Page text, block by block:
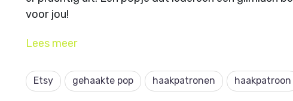
voor jou!
Naast het garen heb je ook haaknaalden 2 mm en 2,5
Dit haakpatroon is verschenen inAan de Haak 69en
Lees meer
Etsy gehaakte pop haakpatronen haakpatroon